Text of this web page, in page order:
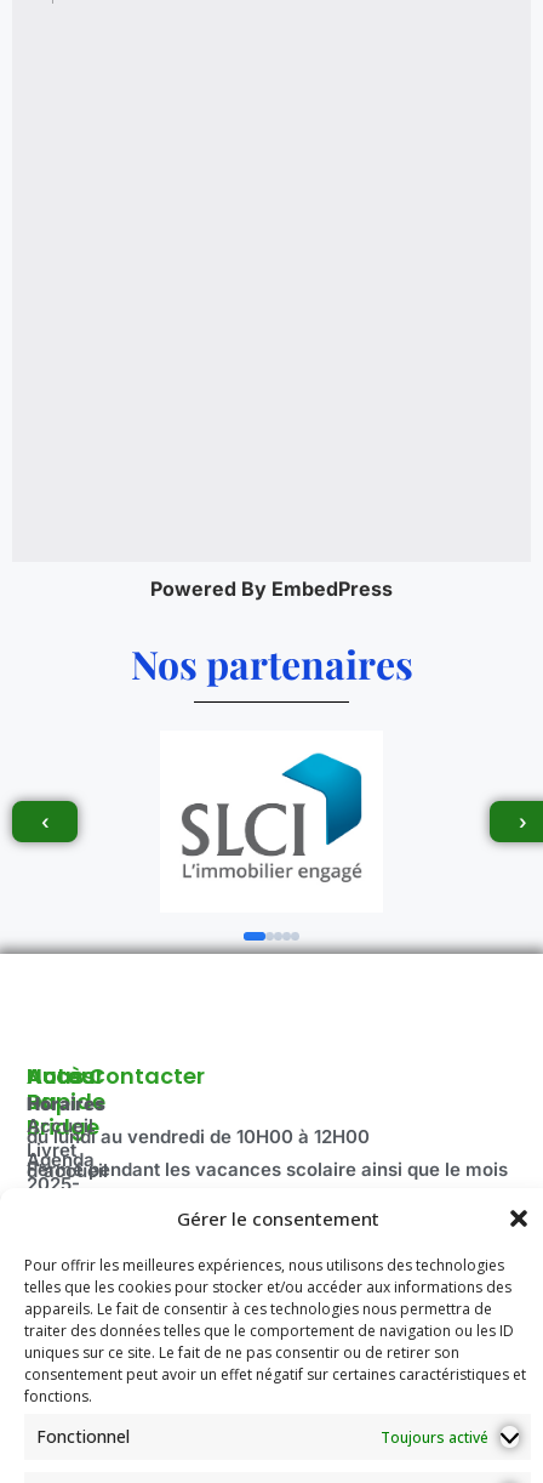
Gérer le consentement
Pour offrir les meilleures expériences, nous utilisons des technologies
telles que les cookies pour stocker et/ou accéder aux informations des
appareils. Le fait de consentir à ces technologies nous permettra de
traiter des données telles que le comportement de navigation ou les ID
uniques sur ce site. Le fait de ne pas consentir ou de retirer son
consentement peut avoir un effet négatif sur certaines caractéristiques et
fonctions.
Fonctionnel Toujours activé
Powered By EmbedPress
Nos partenaires
‹ ›
Autour
Du
Bridge
Livret
d'accueil
Fédération
Française
de Bridge
Accès
Rapide
Accueil
Agenda
2025-
du Comité
Jeunesse
Mentions
Légales
Les
de
Nous Contacter
Horaires
du lundi au vendredi de 10H00 à 12H00
Fermé pendant les vacances scolaire ainsi que le mois
69260 Charbonnières-les-Bains
Email: secretariat.colybridge@gmail.com
Tél: 04 78 42 10 89